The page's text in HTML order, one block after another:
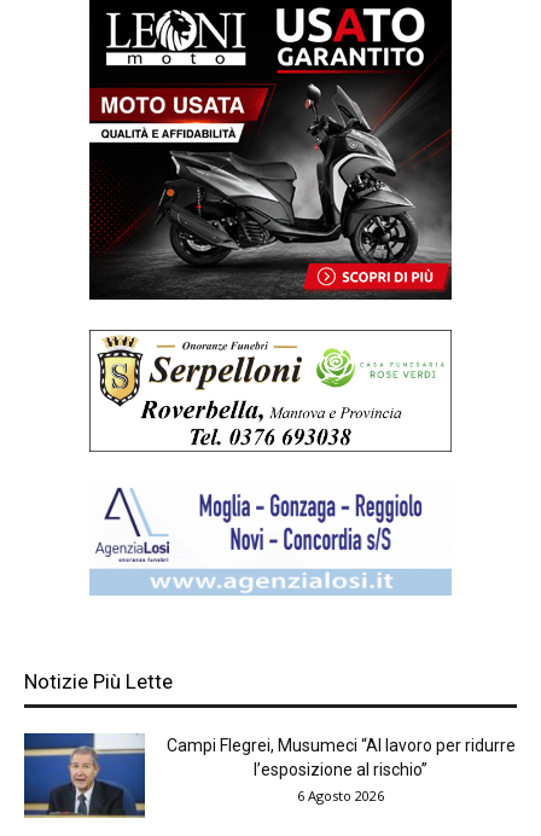
Notizie Più Lette
Campi Flegrei, Musumeci “Al lavoro per ridurre
l’esposizione al rischio”
6 Agosto 2026